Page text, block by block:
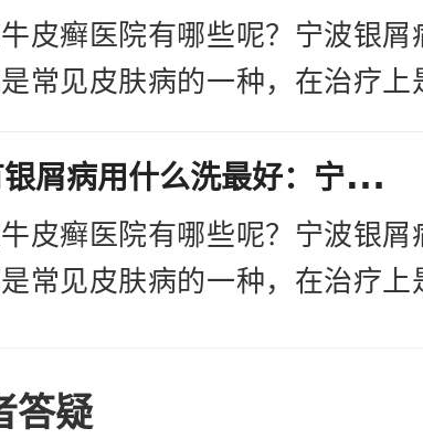
这两个疾病有什么区别看[详
皮癣医院有哪些呢？宁波银
常见皮肤病的一种，在治疗上
治疗中需要注意不少的细节
这两个疾病有什么区别看[详
头
有银屑病用什么洗最好：宁波哪家医院能确定银屑病
皮癣医院有哪些呢？宁波银
常见皮肤病的一种，在治疗上
这两个疾病有什么区别看
答疑